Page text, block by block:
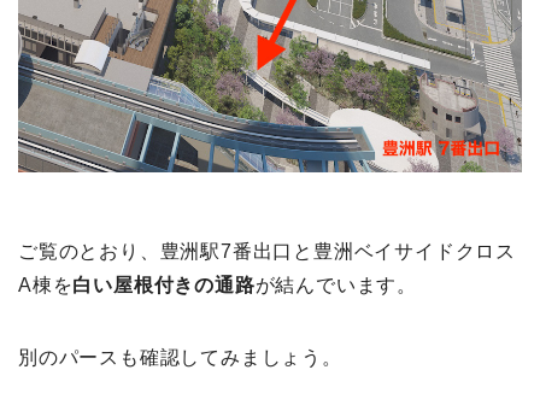
ご覧のとおり、豊洲駅7番出口と豊洲ベイサイドクロス
A棟を白い屋根付きの通路が結んでいます。
別のパースも確認してみましょう。